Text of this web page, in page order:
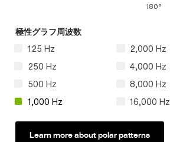
180°
極性グラフ周波数
125 Hz
250 Hz
500 Hz
1,000 Hz
2,000 Hz
4,000 Hz
8,000 Hz
16,000 Hz
Learn more about polar patterns